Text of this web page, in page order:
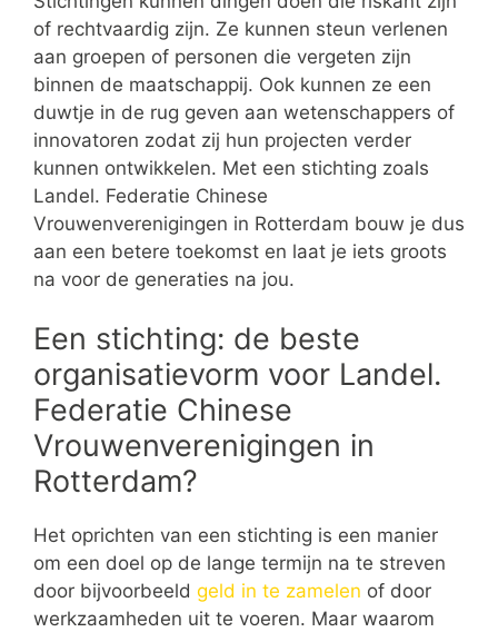
of rechtvaardig zijn. Ze kunnen steun verlenen
aan groepen of personen die vergeten zijn
binnen de maatschappij. Ook kunnen ze een
duwtje in de rug geven aan wetenschappers of
innovatoren zodat zij hun projecten verder
kunnen ontwikkelen. Met een stichting zoals
Landel. Federatie Chinese
Vrouwenverenigingen in Rotterdam bouw je dus
aan een betere toekomst en laat je iets groots
na voor de generaties na jou.
Een stichting: de beste
organisatievorm voor Landel.
Federatie Chinese
Vrouwenverenigingen in
Rotterdam?
Het oprichten van een stichting is een manier
om een doel op de lange termijn na te streven
door bijvoorbeeld geld in te zamelen of door
werkzaamheden uit te voeren. Maar waarom